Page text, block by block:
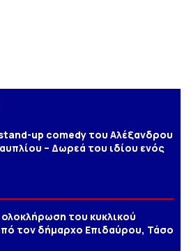
up comedy του Αλέξανδρου
– Δωρεά του ιδίου ενός
του κυκλικού
τον δήμαρχο Επιδαύρου, Τάσο